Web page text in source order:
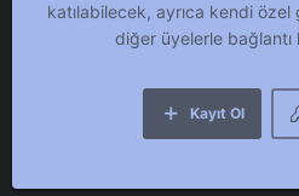
katılabilecek, ayrıca kendi özel
diğer üyelerle
Kayıt Ol